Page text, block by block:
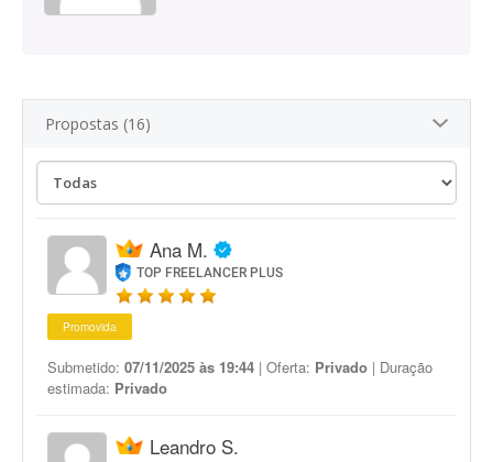
Propostas (16)
Ana M.
TOP FREELANCER PLUS
Promovida
Submetido: 07/11/2025 às 19:44 | Oferta: Privado | Duração
estimada: Privado
Leandro S.